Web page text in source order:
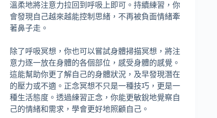
溫柔地將注意力拉回到呼吸上即可。持續練習，你
會發現自己越來越能控制思緒，不再被負面情緒牽
著鼻子走。
除了呼吸冥想，你也可以嘗試身體掃描冥想，將注
意力逐一放在身體的各個部位，感受身體的感覺。
這能幫助你更了解自己的身體狀況，及早發現潛在
的壓力或不適。正念冥想不只是一種技巧，更是一
種生活態度。透過練習正念，你能更敏銳地覺察自
己的情緒和需求，學會更好地照顧自己。